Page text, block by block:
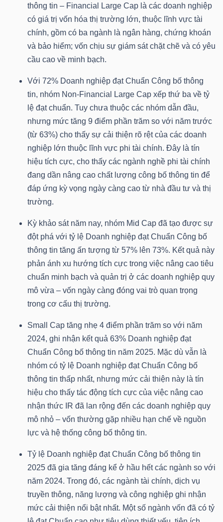
thông tin – Financial Large Cap là các doanh nghiệp
có giá trị vốn hóa thị trường lớn, thuộc lĩnh vực tài
chính, gồm có ba ngành là ngân hàng, chứng khoán
và bảo hiểm; vốn chịu sự giám sát chặt chẽ và có yêu
cầu cao về minh bạch.
Với 72% Doanh nghiệp đạt Chuẩn Công bố thông
tin, nhóm Non-Financial Large Cap xếp thứ ba về tỷ
lệ đạt chuẩn. Tuy chưa thuộc các nhóm dẫn đầu,
nhưng mức tăng 9 điểm phần trăm so với năm trước
(từ 63%) cho thấy sự cải thiện rõ rệt của các doanh
nghiệp lớn thuộc lĩnh vực phi tài chính. Đây là tín
hiệu tích cực, cho thấy các ngành nghề phi tài chính
đang dần nâng cao chất lượng công bố thông tin để
đáp ứng kỳ vọng ngày càng cao từ nhà đầu tư và thị
trường.
Kỳ khảo sát năm nay, nhóm Mid Cap đã tạo được sự
đột phá với tỷ lệ Doanh nghiệp đạt Chuẩn Công bố
thông tin tăng ấn tượng từ 57% lên 73%. Kết quả này
phản ánh xu hướng tích cực trong việc nâng cao tiêu
chuẩn minh bạch và quản trị ở các doanh nghiệp quy
mô vừa – vốn ngày càng đóng vai trò quan trọng
trong cơ cấu thị trường.
Small Cap tăng nhẹ 4 điểm phần trăm so với năm
2024, ghi nhận kết quả 63% Doanh nghiệp đạt
Chuẩn Công bố thông tin năm 2025. Mặc dù vẫn là
nhóm có tỷ lệ Doanh nghiệp đạt Chuẩn Công bố
thông tin thấp nhất, nhưng mức cải thiện này là tín
hiệu cho thấy tác động tích cực của việc nâng cao
nhận thức IR đã lan rộng đến các doanh nghiệp quy
mô nhỏ – vốn thường gặp nhiều hạn chế về nguồn
lực và hệ thống công bố thông tin.
Tỷ lệ Doanh nghiệp đạt Chuẩn Công bố thông tin
2025 đã gia tăng đáng kể ở hầu hết các ngành so với
năm 2024. Trong đó, các ngành tài chính, dịch vụ
truyền thông, năng lượng và công nghiệp ghi nhận
mức cải thiện nổi bật nhất. Một số ngành vốn đã có tỷ
YẾU
TIÊU
DÙNG
THIẾT
YẾU
CHĂM
TÀI
THÔNG